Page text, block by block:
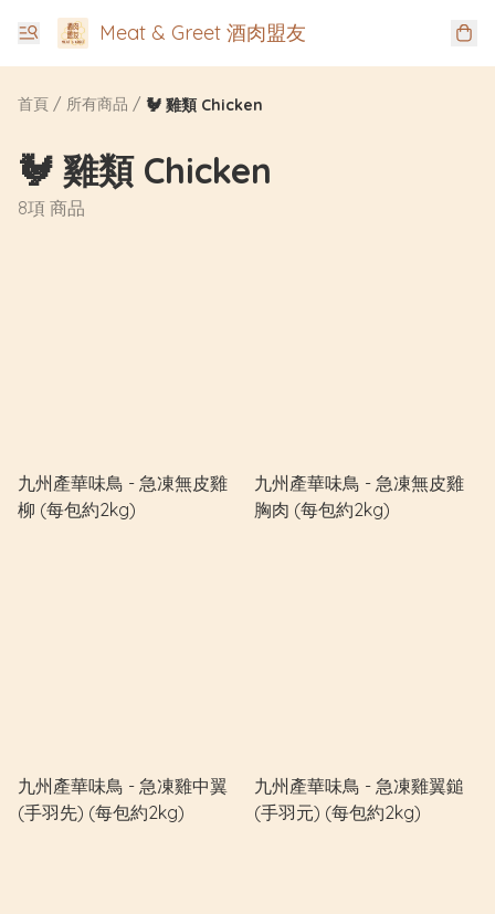
Meat & Greet 酒肉盟友
首頁 / 所有商品 / 🐓 雞類 Chicken
🐓 雞類 Chicken
8項 商品
九州產華味鳥 - 急凍無皮雞
柳 (每包約2kg)
九州產華味鳥 - 急凍無皮雞
胸肉 (每包約2kg)
九州產華味鳥 - 急凍雞中翼
(手羽先) (每包約2kg)
九州產華味鳥 - 急凍雞翼鎚
(手羽元) (每包約2kg)